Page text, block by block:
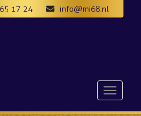
17 24 info@mi68.nl
Toggle